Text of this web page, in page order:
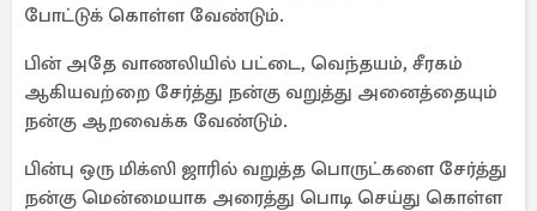
போட்டுக் கொள்ள வேண்டும்.
பின் அதே வாணலியில் பட்டை, வெந்தயம், சீரகம்
ஆகியவற்றை சேர்த்து நன்கு வறுத்து அனைத்தையும்
நன்கு ஆறவைக்க வேண்டும்.
பின்பு ஒரு மிக்ஸி ஜாரில் வறுத்த பொருட்களை சேர்த்து
நன்கு மென்மையாக அரைத்து பொடி செய்து கொள்ள